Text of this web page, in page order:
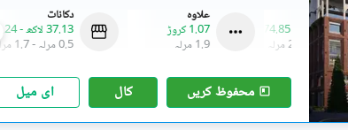
دکانات
37.13 لاکھ
-1.24 کروڑ
0.5 مرلہ
-1.7 مرلہ
علاوہ
1.07 کروڑ
1.9 مرلہ
فلیٹ
42.99 لاکھ
74.85 لاکھ
1.4 مرلہ
2.4 مرلہ
محفوظ کریں کال ای میل